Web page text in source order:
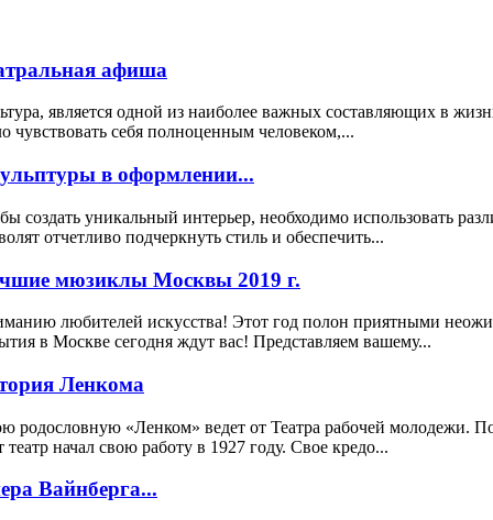
афиша
является одной из наиболее важных составляющих в
чувствовать себя полноценным человеком,...
в оформлении...
создать уникальный интерьер, необходимо использовать
отчетливо подчеркнуть стиль и обеспечить...
мюзиклы Москвы 2019 г.
любителей искусства! Этот год полон приятными
в Москве сегодня ждут вас! Представляем вашему...
Ленкома
родословную «Ленком» ведет от Театра рабочей молодежи.
театр начал свою работу в 1927 году. Свое кредо...
Вайнберга...